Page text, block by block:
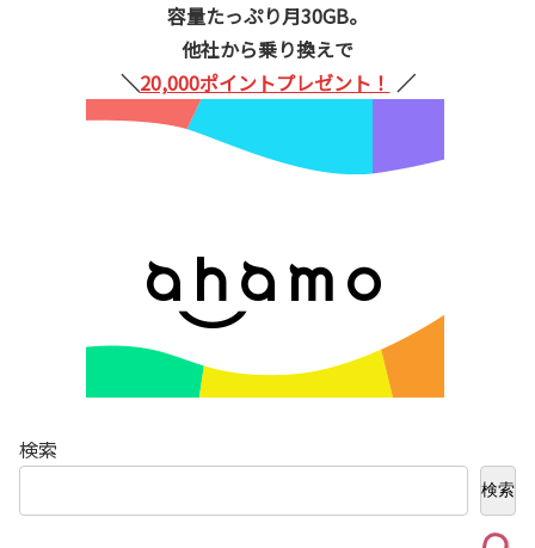
容量たっぷり月30GB。
他社から乗り換えで
＼20,000ポイントプレゼント！ ／
検索
検索